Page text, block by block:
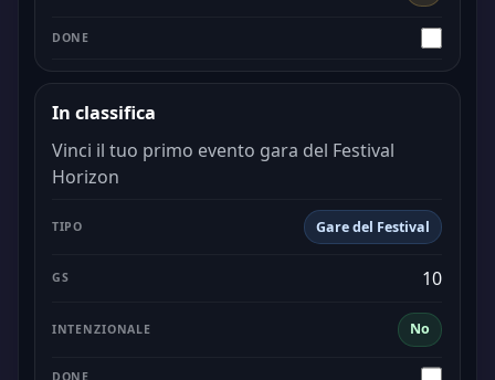
In classifica
Vinci il tuo primo evento gara del Festival
Horizon
Gare del Festival
No
10